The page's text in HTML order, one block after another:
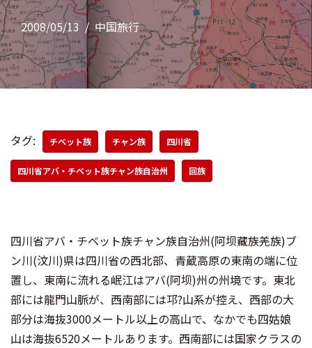
2008/05/13 中国旅行
タグ: チベット族 チャン族 四川省
四川省アバ・チベット族チャン族自治州 回族
四川省アバ・チベット族チャン族自治州(阿坝藏族羌族)ブ
ン川(汶川)県は四川省の西北部、青蔵高原の東南の端に位
置し、東南に流れる岷江はアバ(阿坝)州の州境です。東北
部には龍門山脈が、西南部には邛?山系が控え、西部の大
部分は海抜3000メートル以上の高山で、なかでも四姑娘
山は海抜6520メートルあります。西南部には国家クラスの